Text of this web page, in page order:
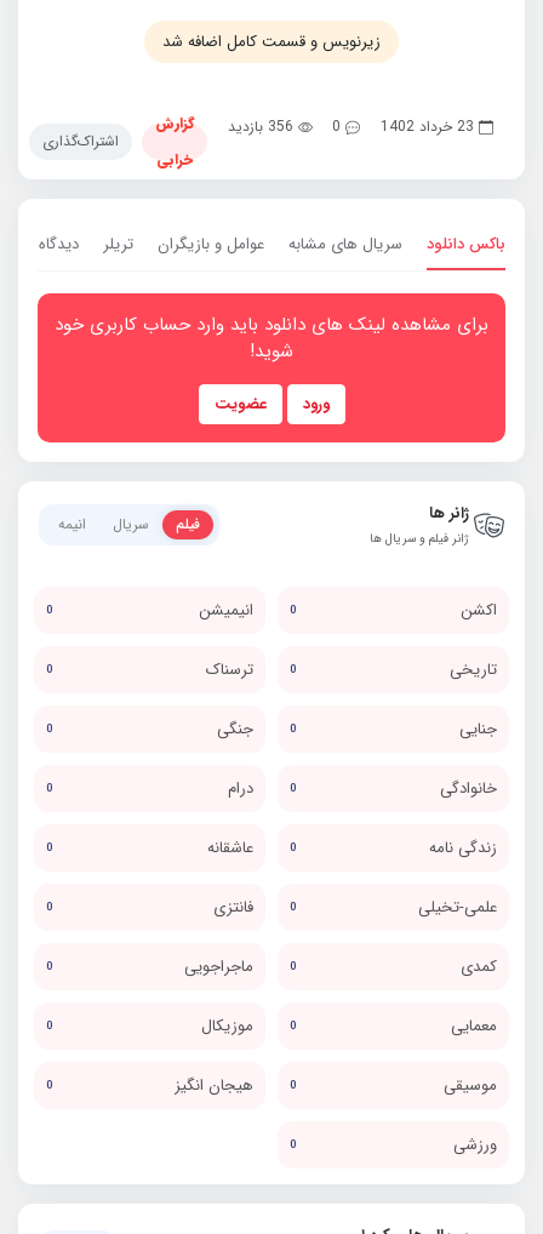
زیرنویس و قسمت کامل اضافه شد
23 خرداد 1402 0 356 بازدید
گزارش
خرابی
اشتراک‌گذاری
باکس دانلود سریال های مشابه عوامل و بازیگران تریلر دیدگاه ها
برای مشاهده لینک های دانلود باید وارد حساب کاربری خود
شوید!
ورود عضویت
ژانر ها
ژانر فیلم و سریال ها
فیلم سریال انیمه
اکشن 0 انیمیشن 0
تاریخی 0 ترسناک 0
جنایی 0 جنگی 0
خانوادگی 0 درام 0
زندگی نامه 0 عاشقانه 0
علمی-تخیلی 0 فانتزی 0
کمدی 0 ماجراجویی 0
معمایی 0 موزیکال 0
موسیقی 0 هیجان انگیز 0
ورزشی 0